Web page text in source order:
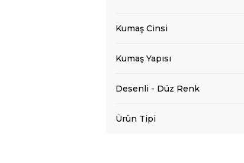
Kumaş Cinsi
Kumaş Yapısı
Desenli - Düz Renk
Ürün Tipi